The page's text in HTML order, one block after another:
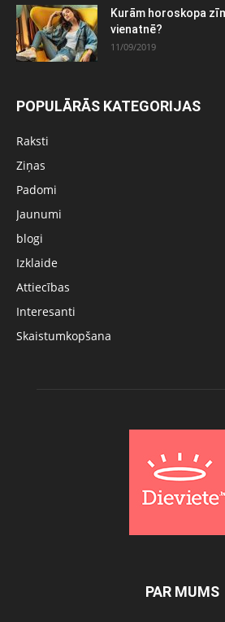
Kurām horoskopa
vienatnē?
11/09/2019
POPULĀRĀS KATEGORIJAS
Raksti
Ziņas
Padomi
Jaunumi
blogi
Izklaide
Attiecības
Interesanti
Skaistumkopšana
PAR MUMS